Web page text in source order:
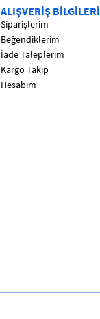
ALIŞVERİŞ BİLGİLERİ
Siparişlerim
Beğendiklerim
İade Taleplerim
Kargo Takip
Hesabım